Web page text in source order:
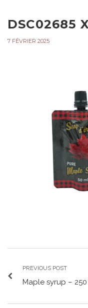
DSC02685
7 FÉVRIER 2025
PREVIOUS POST
Maple syrup –